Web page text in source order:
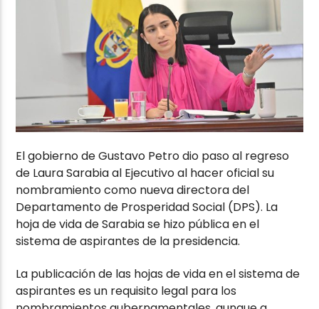
El gobierno de Gustavo Petro dio paso al regreso
de Laura Sarabia al Ejecutivo al hacer oficial su
nombramiento como nueva directora del
Departamento de Prosperidad Social (DPS). La
hoja de vida de Sarabia se hizo pública en el
sistema de aspirantes de la presidencia.
La publicación de las hojas de vida en el sistema de
aspirantes es un requisito legal para los